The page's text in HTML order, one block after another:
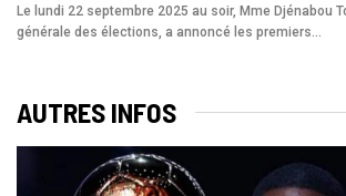
Le lundi 22 septembre 2025 au soir, Mme Djénabou
générale des élections, a annoncé les premiers…
AUTRES INFOS